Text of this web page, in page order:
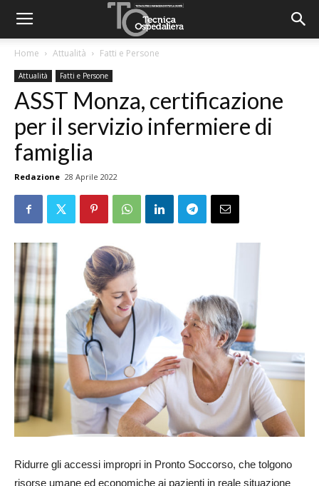
Home Attualità Fatti e Persone
Attualità Fatti e Persone
ASST Monza, certificazione
per il servizio infermiere di
famiglia
Redazione 28 Aprile 2022
Ridurre gli accessi impropri in Pronto Soccorso, che tolgono
risorse umane ed economiche ai pazienti in reale situazione